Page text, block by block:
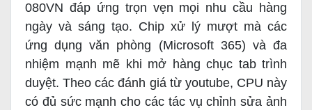
080VN đáp ứng trọn vẹn mọi nhu cầu hàng
ngày và sáng tạo. Chip xử lý mượt mà các
ứng dụng văn phòng (Microsoft 365) và đa
nhiệm mạnh mẽ khi mở hàng chục tab trình
duyệt. Theo các đánh giá từ youtube, CPU này
có đủ sức mạnh cho các tác vụ chỉnh sửa ảnh